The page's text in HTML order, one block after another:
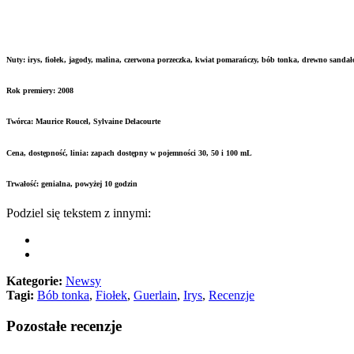
Nuty: irys, fiołek, jagody, malina, czerwona porzeczka, kwiat pomarańczy, bób tonka, drewno
Rok premiery: 2008
Twórca: Maurice Roucel, Sylvaine Delacourte
Cena, dostępność, linia: zapach dostępny w pojemności 30, 50 i 100 mL
Trwałość: genialna, powyżej 10 godzin
Podziel się tekstem z innymi:
Kategorie: Newsy
Tagi: Bób tonka, Fiołek, Guerlain, Irys, Recenzje
Pozostałe recenzje